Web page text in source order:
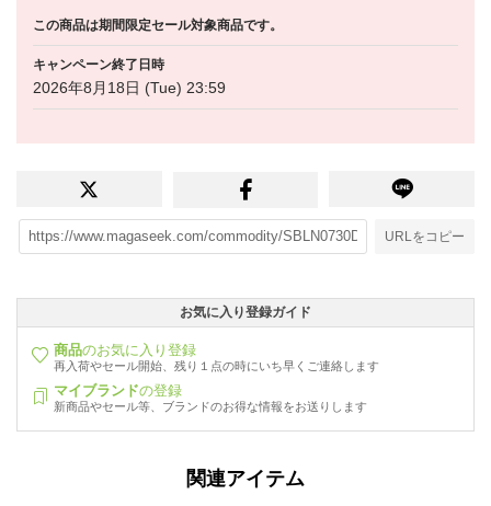
この商品は期間限定セール対象商品です。
キャンペーン終了日時
2026年8月18日 (Tue) 23:59
URLをコピー
お気に入り登録ガイド
商品のお気に入り登録
再入荷やセール開始、残り１点の時にいち早くご連絡します
マイブランドの登録
新商品やセール等、ブランドのお得な情報をお送りします
関連アイテム